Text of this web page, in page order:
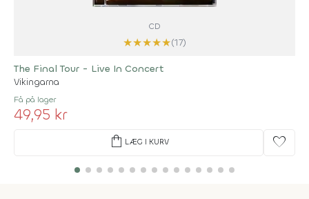
CD
★★★★★(17)
The Final Tour - Live In Concert
Vikingarna
Få på lager
49,95 kr
shopping_bag LÆG I KURV favorite